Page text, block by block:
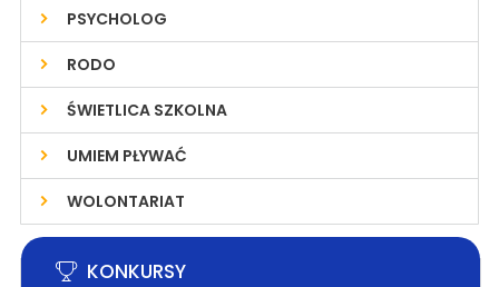
PSYCHOLOG
RODO
ŚWIETLICA SZKOLNA
UMIEM PŁYWAĆ
WOLONTARIAT
KONKURSY